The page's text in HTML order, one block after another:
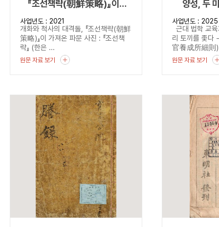
『조선책략(朝鮮策略)』이
가져온 파문
사업년도 : 2021
개화와 척사의 대격돌, 『조선책략(朝鮮
策略)』이 가져온 파문 사진 : 『조선책
략』 (한은 ...
원문 자료 보기
양성, 두
『법관양
(法官養
본 법관양
사업년도 : 2025
근대 법학 교
리 토끼를 좇다
官養成所細則
원문 자료 보기